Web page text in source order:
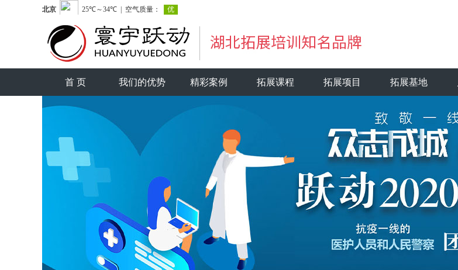
首 页 我们的优势 精彩案例 拓展课程 拓展项目 拓展基地